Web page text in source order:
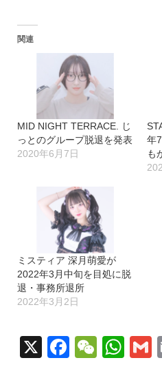
関連
MID NIGHT TERRACE. じ
っとのグループ脱退を発表
2020年6月7日
年
も
ミスティア 深月萌愛が
2022年3月中旬を目処に脱
退・事務所退所
2022年3月2日
X